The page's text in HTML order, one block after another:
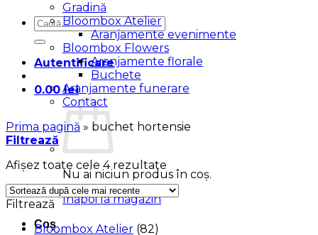
Caută
după:
Autentificare
0.00lei
Nu ai niciun produs în coș.
Înapoi la magazin
Coș
Gradină
Bloombox Atelier
Aranjamente evenimente
Bloombox Flowers
Aranjamente florale
Buchete
Aranjamente funerare
Contact
Prima pagină » buchet hortensie
Filtrează
Afișez toate cele 4 rezultate
după
cele
Filtrează
Bloombox Atelier (82)